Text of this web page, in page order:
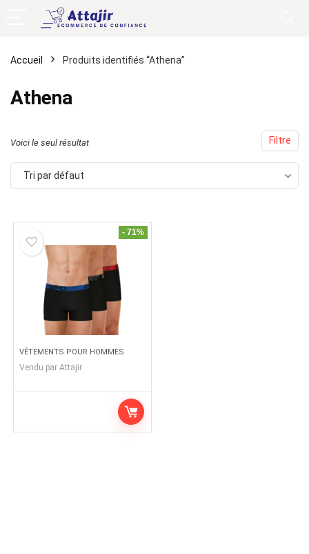
Accueil Produits identifiés “Athena”
Athena
Filtre
Voici le seul résultat
Tri par défaut
- 71%
VÊTEMENTS POUR HOMMES
Vendu par Attajir